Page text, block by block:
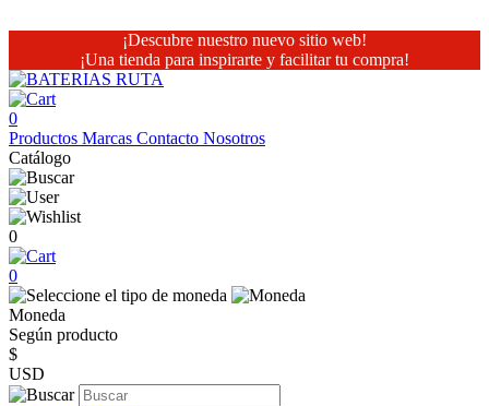
¡Descubre nuestro nuevo sitio web!
¡Una tienda para inspirarte y facilitar tu compra!
0
Productos Marcas Contacto Nosotros
Catálogo
0
0
Moneda
Según producto
$
USD